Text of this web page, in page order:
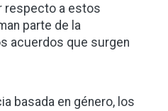
respecto a estos
parte de la
acuerdos que surgen
basada en género, los